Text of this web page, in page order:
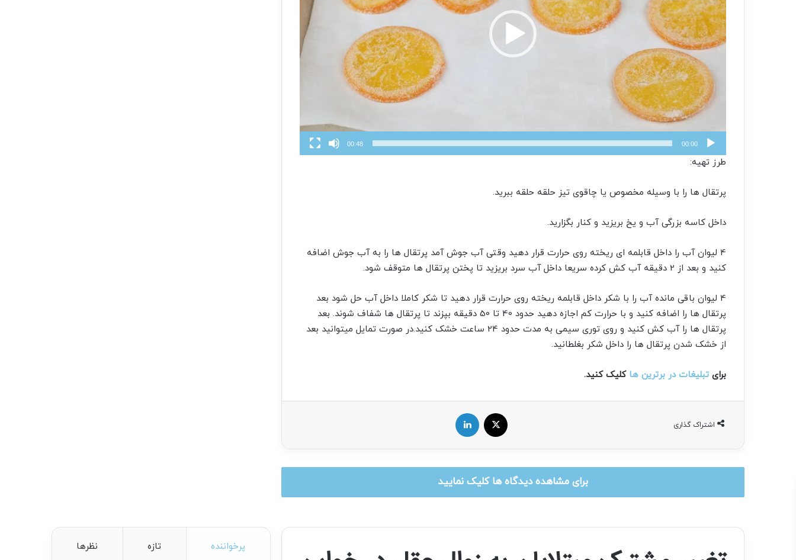
00:00
00:48
طرز تهیه:
پرتقال ها را با وسیله مخصوص یا چاقوی تیز حلقه حلقه ببرید.
داخل کاسه بزرگی آب و یخ بریزید و کنار بگزارید.
4 لیوان آب را داخل قابلمه ای ریخته روی حرارت قرار دهید وقتی آب جوش آمد پرتقال ها را به آب جوش اضافه
کنید و بعد از 2 دقیقه آب کش کرده سریعا داخل آب سرد بریزید تا پختن پرتقال ها متوقف شود.
4 لیوان باقی مانده آب را با شکر داخل قابلمه ریخته روی حرارت قرار دهید تا شکر کاملا داخل آب حل شود بعد
پرتقال ها را اضافه کنید و با حرارت کم اجازه دهید حدود 40 تا 50 دقیقه بپزند تا پرتقال ها شفاف شوند. بعد
پرتقال ها را آب کش کنید و روی توری سیمی به مدت حدود 24 ساعت خشک کنید.در صورت تمایل میتوانید بعد
از خشک شدن پرتقال ها را داخل شکر بغلطانید.
برای تبلیغات در برترین ها کلیک کنید.
اشتراک گذاری
برای مشاهده دیدگاه ها کلیک نمایید